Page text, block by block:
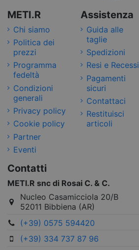
METI.R
Chi siamo
Politica dei
prezzi
Programma
fedeltà
Condizioni
generali
Privacy policy
Cookie policy
Partner
Eventi
Assistenza
Guida alle
taglie
Spedizioni
Resi e Recessi
Pagamenti
sicuri
Contattaci
Restituisci
articoli
Contatti
METI.R snc di Rosai C. & C.
Nucleo Casamicciola 20/B
52011 Bibbiena (AR)
(+39) 0575 594420
(+39) 334 737 87 96